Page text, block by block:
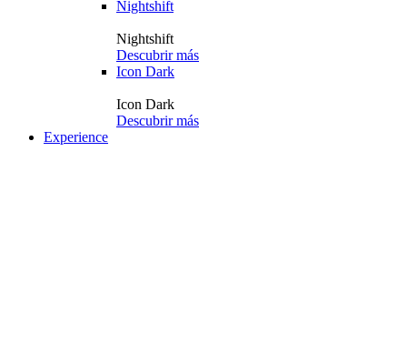
Nightshift
Nightshift
Descubrir más
Icon Dark
Icon Dark
Descubrir más
Experience